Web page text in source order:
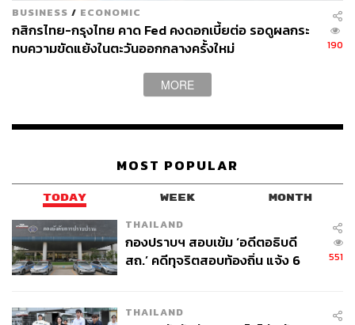
BUSINESS / ECONOMIC
กสิกรไทย-กรุงไทย คาด Fed คงดอกเบี้ยต่อ รอดูผลกระ
ทบความขัดแย้งในตะวันออกกลางครั้งใหม่
190
MORE
MOST POPULAR
TODAY WEEK MONTH
THAILAND
กองปราบฯ สอบเข้ม ‘อดีตอธิบดี
สถ.’ คดีทุจริตสอบท้องถิ่น แจ้ง 6
551
THAILAND